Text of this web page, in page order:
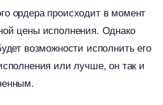
ордера происходит в момент
цены исполнения. Однако
возможности исполнить его
или лучше, он так и